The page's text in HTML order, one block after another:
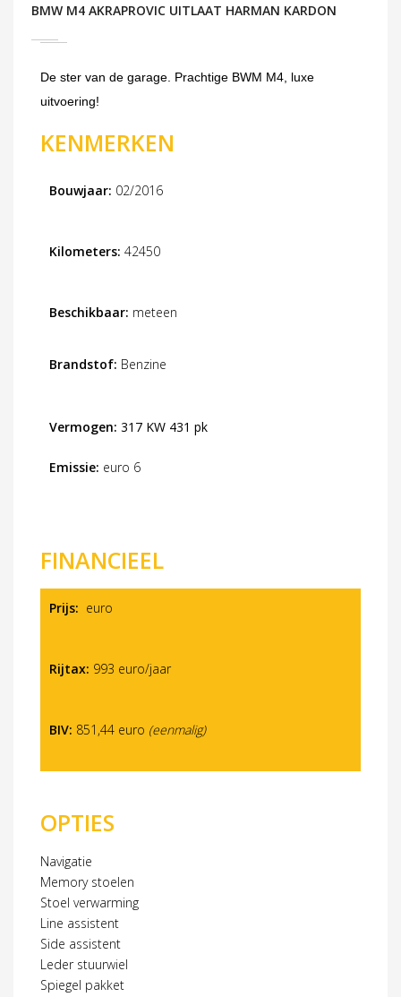
BMW M4 AKRAPROVIC UITLAAT HARMAN KARDON
De ster van de garage. Prachtige BWM M4, luxe
uitvoering!
KENMERKEN
Bouwjaar: 02/2016
Kilometers: 42450
Beschikbaar: meteen
Brandstof: Benzine
Vermogen: 317 KW 431 pk
Emissie: euro 6
FINANCIEEL
Prijs: euro
Rijtax: 993 euro/jaar
BIV: 851,44 euro (eenmalig)
OPTIES
Navigatie
Memory stoelen
Stoel verwarming
Line assistent
Side assistent
Leder stuurwiel
Spiegel pakket